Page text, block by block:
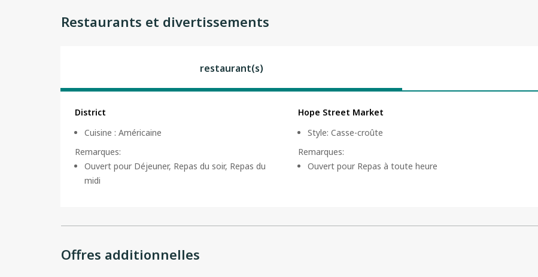
Restaurants et divertissements
restaurant(s)
District
Cuisine : Américaine
Remarques:
Ouvert pour Déjeuner, Repas du soir, Repas du
midi
Hope Street Market
Style: Casse-croûte
Remarques:
Ouvert pour Repas à toute heure
Offres additionnelles